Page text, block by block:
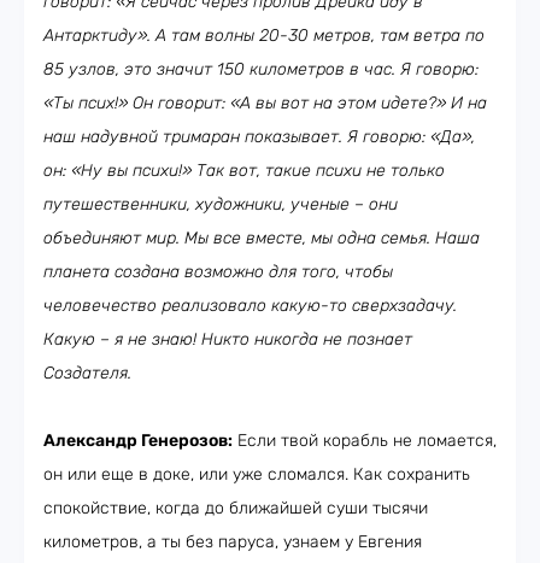
Антарктиду». А там волны 20-30 метров, там ветра по
85 узлов, это значит 150 километров в час. Я говорю:
«Ты псих!» Он говорит: «А вы вот на этом идете?» И на
наш надувной тримаран показывает. Я говорю: «Да»,
он: «Ну вы психи!» Так вот, такие психи не только
путешественники, художники, ученые – они
объединяют мир. Мы все вместе, мы одна семья. Наша
планета создана возможно для того, чтобы
человечество реализовало какую-то сверхзадачу.
Какую – я не знаю! Никто никогда не познает
Создателя.
Александр Генерозов: Если твой корабль не ломается,
он или еще в доке, или уже сломался. Как сохранить
спокойствие, когда до ближайшей суши тысячи
километров, а ты без паруса, узнаем у Евгения